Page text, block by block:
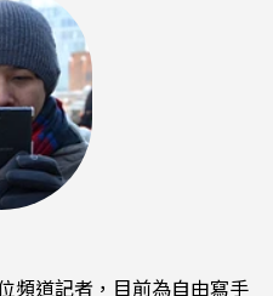
頻道記者，目前為自由寫手